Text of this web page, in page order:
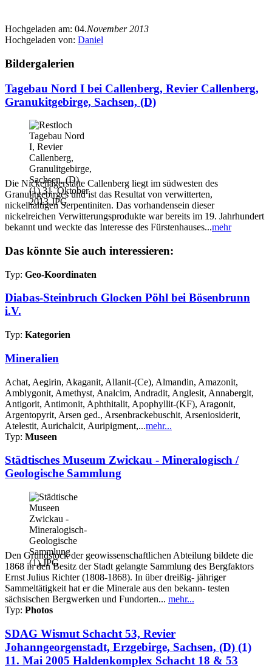
Hochgeladen am: 04.November 2013
Hochgeladen von: Daniel
Bildergalerien
Tagebau Nord I bei Callenberg, Revier Callenberg,
Granukitgebirge, Sachsen, (D)
Die Nickellagerstätte Callenberg liegt im südwesten des
Granulitgebirges und ist das Resultat von verwitterten,
nickelhaltigen Serpentiniten. Das vorhandensein dieser
nickelreichen Verwitterungsprodukte war bereits im 19. Jahrhundert
bekannt und weckte das Interesse des Fürstenhauses...mehr
Das könnte Sie auch interessieren:
Typ: Geo-Koordinaten
Diabas-Steinbruch Glocken Pöhl bei Bösenbrunn
i.V.
Typ: Kategorien
Mineralien
Achat, Aegirin, Akaganit, Allanit-(Ce), Almandin, Amazonit,
Amblygonit, Amethyst, Analcim, Andradit, Anglesit, Annabergit,
Antigorit, Antimonit, Aphthitalit, Apophyllit-(KF), Aragonit,
Argentopyrit, Arsen ged., Arsenbrackebuschit, Arseniosiderit,
Atelestit, Aurichalcit, Auripigment,...mehr...
Typ: Museen
Städtisches Museum Zwickau - Mineralogisch /
Geologische Sammlung
Den Grundstock der geowissenschaftlichen Abteilung bildete die
1868 in den Besitz der Stadt gelangte Sammlung des Bergfaktors
Ernst Julius Richter (1808-1868). In über dreißig- jähriger
Sammeltätigkeit hat er die Minerale aus den bekann- testen
sächsischen Bergwerken und Fundorten... mehr...
Typ: Photos
SDAG Wismut Schacht 53, Revier
Johanngeorgenstadt, Erzgebirge, Sachsen, (D) (1)
11. Mai 2005 Haldenkomplex Schacht 18 & 53